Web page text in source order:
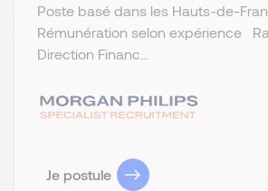
Poste basé dans les Hauts-de-
Rémunération selon expérience
Direction Financ...
Je postule